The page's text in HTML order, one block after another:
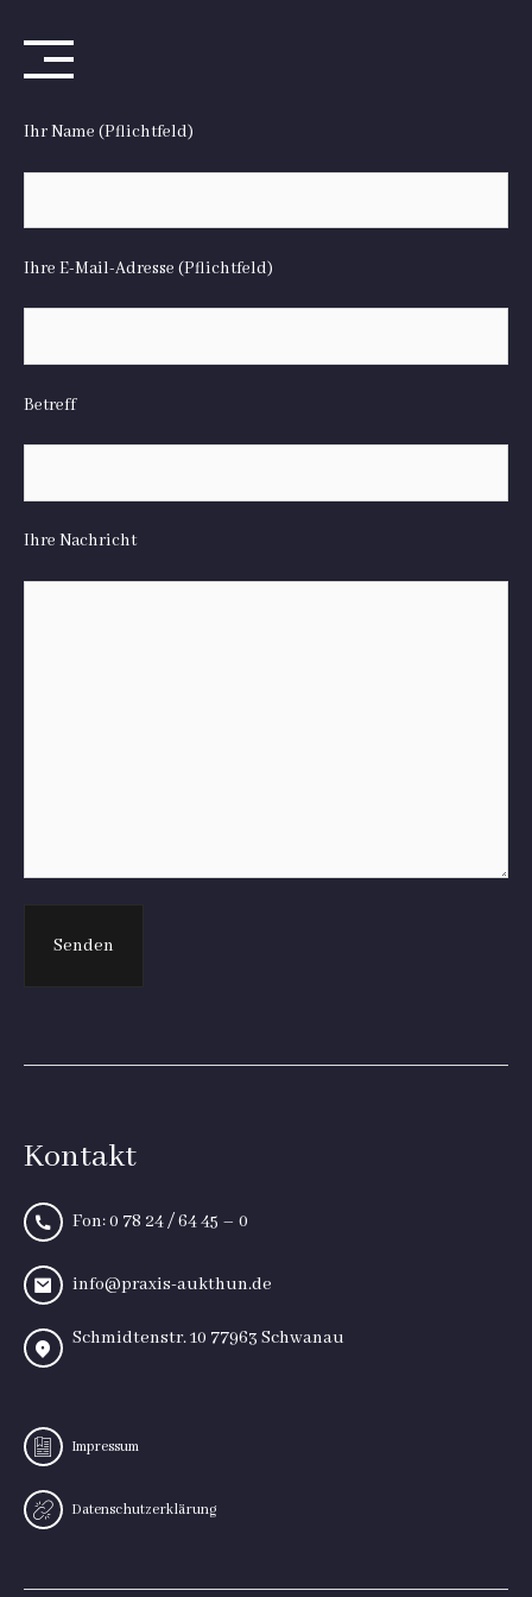
Herzlich Willkommen
SkipIhr Name (Pflichtfeld)
Ihre E-Mail-Adresse (Pflichtfeld)
Betreff
Ihre Nachricht
Kontakt
Fon: 0 78 24 / 64 45 – 0
info@praxis-aukthun.de
Schmidtenstr. 10 77963 Schwanau
Impressum
Datenschutzerklärung